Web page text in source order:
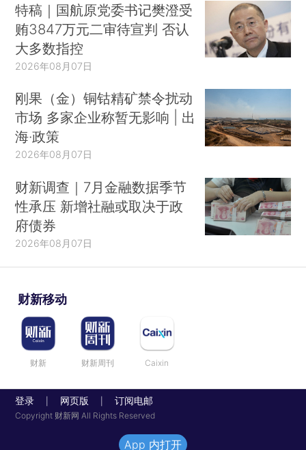
特稿｜国航原党委书记樊澄受
贿3847万元二审待宣判 否认
大多数指控
2026年08月07日
刚果（金）铜钴精矿禁令扰动
市场 多家企业称暂无影响 | 出
海·政策
2026年08月07日
财新调查｜7月金融数据季节
性承压 新增社融或取决于政
府债券
2026年08月07日
财新移动
财新 财新周刊 Caixin
登录 网页版 订阅电邮
Copyright 财新网 All Rights Reserved
App 内打开